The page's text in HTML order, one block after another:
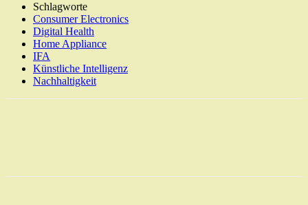
Schlagworte
Consumer Electronics
Digital Health
Home Appliance
IFA
Künstliche Intelligenz
Nachhaltigkeit